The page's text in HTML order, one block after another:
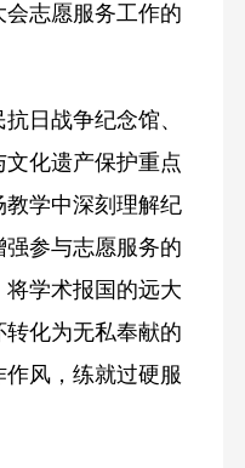
志愿服务工作的
日战争纪念馆、
化遗产保护重点
学中深刻理解纪
参与志愿服务的
学术报国的远大
化为无私奉献的
风，练就过硬服